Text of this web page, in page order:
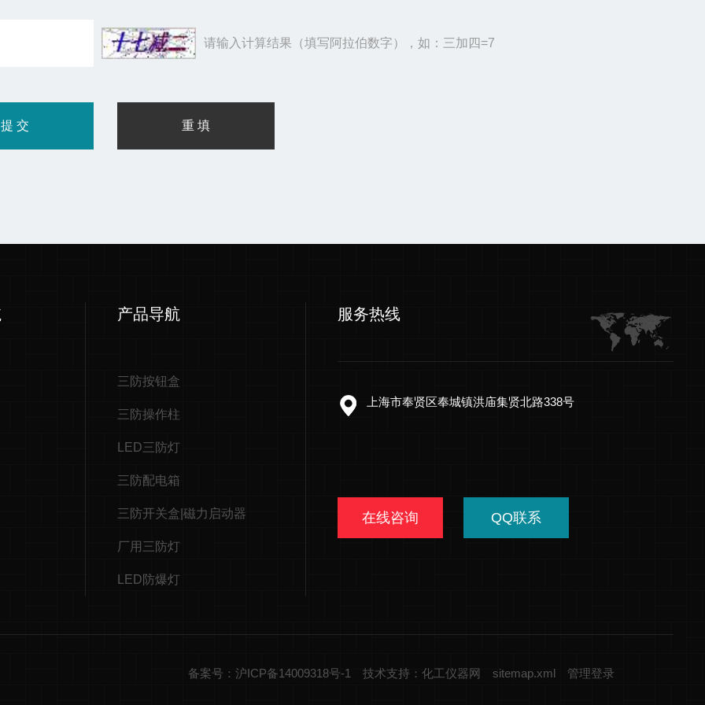
请输入计算结果（填写阿拉伯数字），如：三加四=7
产品导航
三防按钮盒
三防操作柱
LED三防灯
三防配电箱
三防开关盒|磁力启动器
厂用三防灯
LED防爆灯
服务热线
上海市奉贤区奉城镇洪庙集贤北路338号
在线咨询 QQ联系
备案号：沪ICP备14009318号-1 技术支持：化工仪器网 sitemap.xml 管理登录